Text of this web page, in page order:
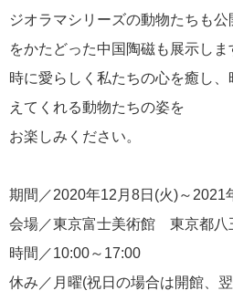
ジオラマシリーズの動物たちも
をかたどった中国陶磁も展示しま
時に愛らしく私たちの心を癒し
えてくれる動物たちの姿を
お楽しみください。
期間／2020年12月8日(火)～2021
会場／東京富士美術館 東京都八
時間／10:00～17:00
休み／月曜(祝日の場合は開館、